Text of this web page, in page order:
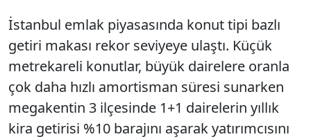
İstanbul emlak piyasasında konut tipi bazlı
getiri makası rekor seviyeye ulaştı. Küçük
metrekareli konutlar, büyük dairelere oranla
çok daha hızlı amortisman süresi sunarken
megakentin 3 ilçesinde 1+1 dairelerin yıllık
kira getirisi %10 barajını aşarak yatırımcısını